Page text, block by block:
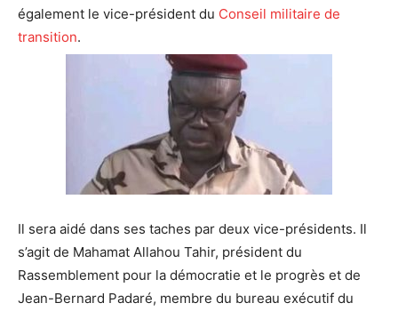
également le vice-président du Conseil militaire de
transition.
Il sera aidé dans ses taches par deux vice-présidents. Il
s’agit de Mahamat Allahou Tahir, président du
Rassemblement pour la démocratie et le progrès et de
Jean-Bernard Padaré, membre du bureau exécutif du